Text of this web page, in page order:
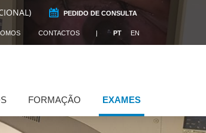
PEDIDO DE CONSULTA
CONTACTOS PT EN
FORMAÇÃO EXAMES